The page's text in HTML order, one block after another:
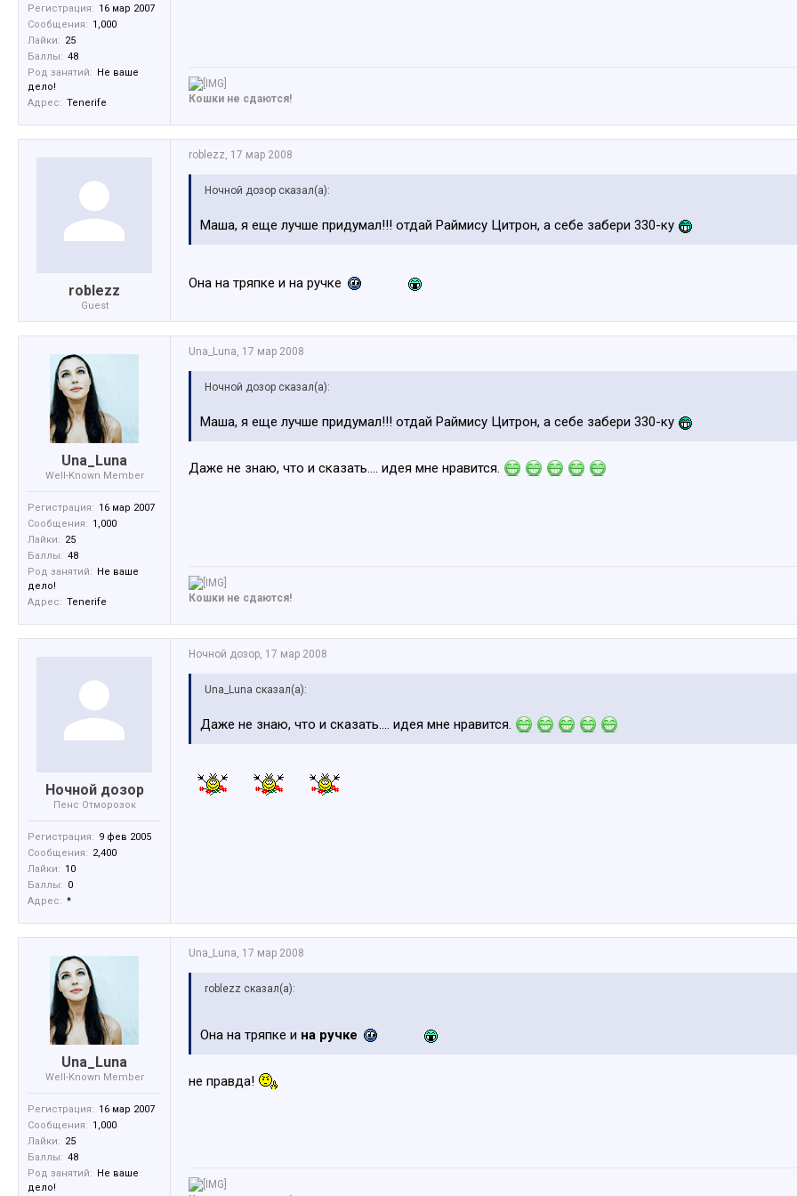
Регистрация: 16 мар 2007
Сообщения: 1,000
Лайки: 25
Баллы: 48
Род занятий:
Не ваше
дело!
Адрес: Tenerife Кошки не сдаются!
roblezz
Guest
roblezz, 17 мар 2008
Ночной дозор сказал(а):
Маша, я еще лучше придумал!!! отдай Раймису Цитрон, а себе забери 330-ку
Она на тряпке и на ручке
Una_Luna
Well-Known Member
Регистрация: 16 мар 2007
Сообщения: 1,000
Лайки: 25
Баллы: 48
Род занятий:
Не ваше
дело!
Адрес: Tenerife
Una_Luna, 17 мар 2008
Ночной дозор сказал(а):
Маша, я еще лучше придумал!!! отдай Раймису Цитрон, а себе забери 330-ку
Даже не знаю, что и сказать.... идея мне нравится.
Кошки не сдаются!
Ночной дозор
Пенс Отморозок
Регистрация: 9 фев 2005
Сообщения: 2,400
Лайки: 10
Баллы: 0
Адрес: *
Ночной дозор, 17 мар 2008
Una_Luna сказал(а):
Даже не знаю, что и сказать.... идея мне нравится.
Una_Luna
Well-Known Member
Регистрация: 16 мар 2007
Сообщения: 1,000
Лайки: 25
Баллы: 48
Род занятий:
Не ваше
дело!
Una_Luna, 17 мар 2008
roblezz сказал(а):
Она на тряпке и на ручке
не правда!